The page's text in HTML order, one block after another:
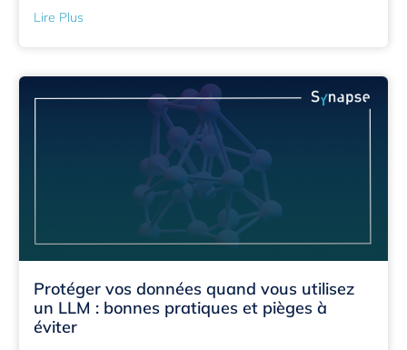
Lire Plus
Protéger vos données quand vous utilisez
un LLM : bonnes pratiques et pièges à
éviter